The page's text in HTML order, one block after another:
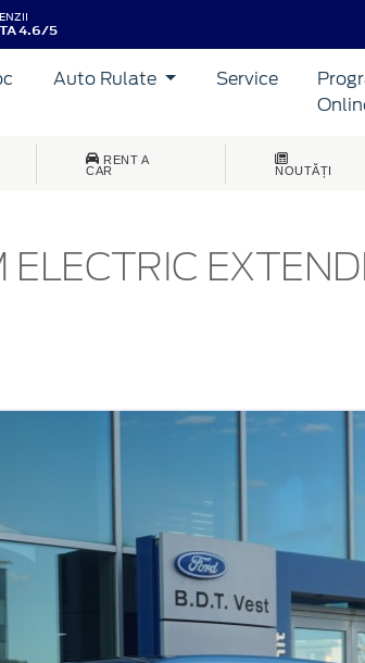
4.6/5
Auto Rulate Service
RENT A
CAR
NOUTĂȚI